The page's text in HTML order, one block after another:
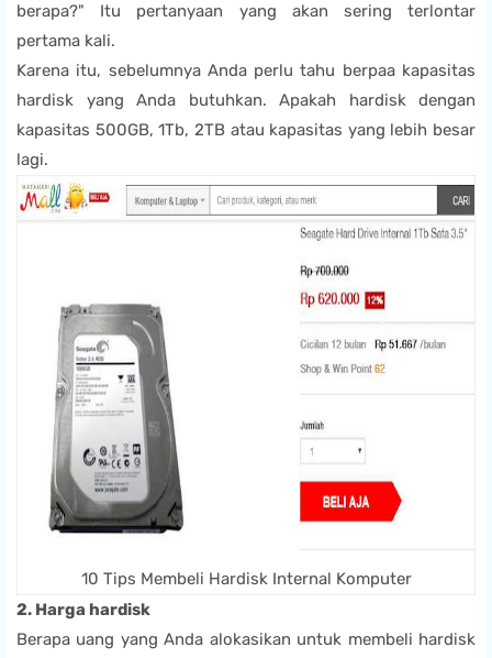
berapa?" Itu pertanyaan yang akan sering terlontar
pertama kali.
Karena itu, sebelumnya Anda perlu tahu berpaa kapasitas
hardisk yang Anda butuhkan. Apakah hardisk dengan
kapasitas 500GB, 1Tb, 2TB atau kapasitas yang lebih besar
lagi.
10 Tips Membeli Hardisk Internal Komputer
2. Harga hardisk
Berapa uang yang Anda alokasikan untuk membeli hardisk